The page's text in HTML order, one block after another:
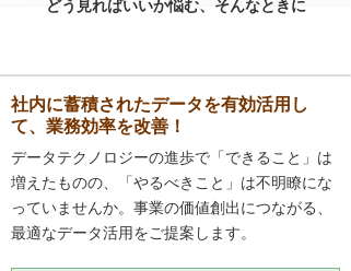
どう見ればいいか悩む、そんなときに
社内に蓄積されたデータを有効活用し
て、業務効率を改善！
データテクノロジーの進歩で「できること」は
増えたものの、「やるべきこと」は不明瞭にな
っていませんか。事業の価値創出につながる、
最適なデータ活用をご提案します。